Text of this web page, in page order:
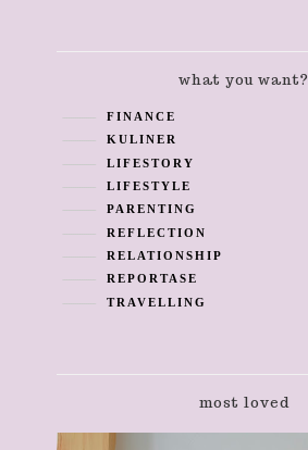
what you want?
FINANCE
KULINER
LIFESTORY
LIFESTYLE
PARENTING
REFLECTION
RELATIONSHIP
REPORTASE
TRAVELLING
most loved